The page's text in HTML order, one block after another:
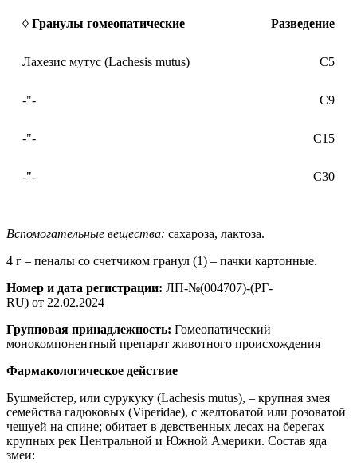
◊ Гранулы гомеопатические Разведение
Лахезис мутус (Lachesis mutus) C5
-"- С9
-"- С15
-"- С30
Вспомогательные вещества: сахароза, лактоза.
4 г – пеналы со счетчиком гранул (1) – пачки картонные.
Номер и дата регистрации: ЛП-№(004707)-(РГ-
RU) от 22.02.2024
Групповая принадлежность: Гомеопатический
монокомпонентный препарат животного происхождения
Фармакологическое действие
Бушмейстер, или сурукуку (Lachesis mutus), – крупная змея
семейства гадюковых (Viperidae), с желтоватой или розоватой
чешуей на спине; обитает в девственных лесах на берегах
крупных рек Центральной и Южной Америки. Состав яда
змеи: